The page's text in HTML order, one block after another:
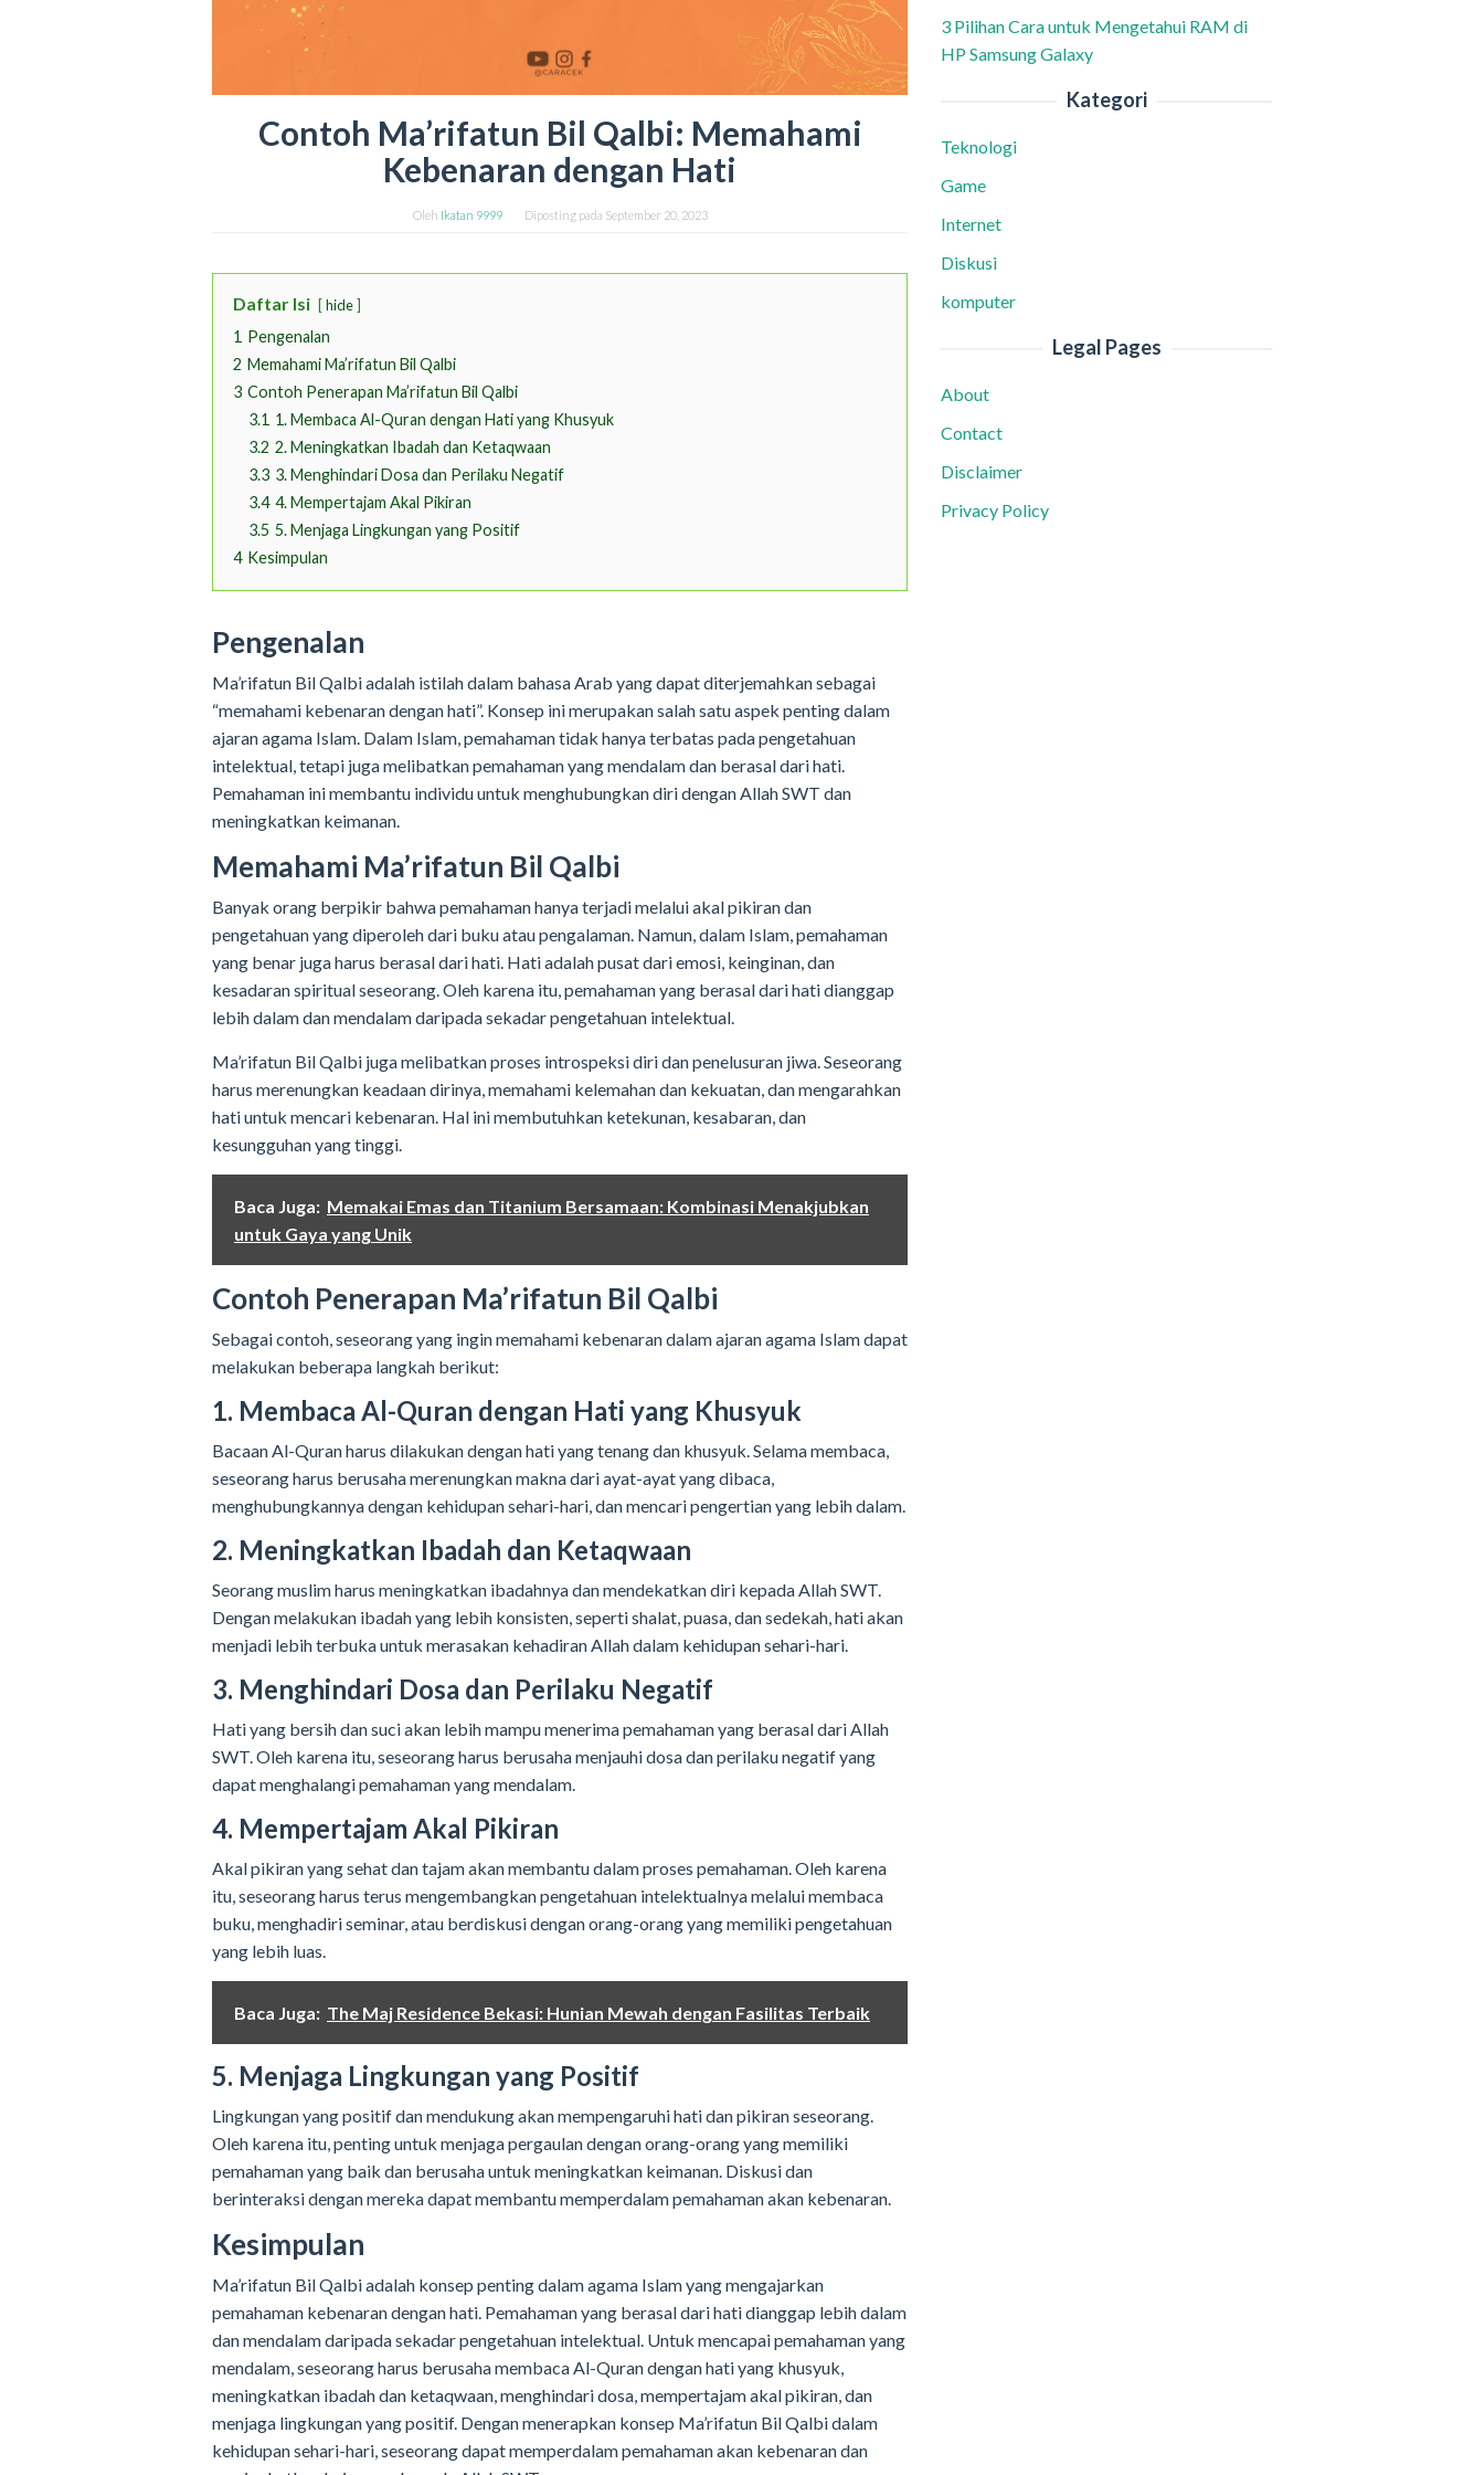
Contoh Ma’rifatun Bil Qalbi: Memahami
Kebenaran dengan Hati
Oleh Ikatan 9999 Diposting pada September 20, 2023
Daftar Isi hide
1 Pengenalan
2 Memahami Ma’rifatun Bil Qalbi
3 Contoh Penerapan Ma’rifatun Bil Qalbi
3.1 1. Membaca Al-Quran dengan Hati yang Khusyuk
3.2 2. Meningkatkan Ibadah dan Ketaqwaan
3.3 3. Menghindari Dosa dan Perilaku Negatif
3.4 4. Mempertajam Akal Pikiran
3.5 5. Menjaga Lingkungan yang Positif
4 Kesimpulan
Pengenalan
Ma’rifatun Bil Qalbi adalah istilah dalam bahasa Arab yang dapat diterjemahkan sebagai
“memahami kebenaran dengan hati”. Konsep ini merupakan salah satu aspek penting dalam
ajaran agama Islam. Dalam Islam, pemahaman tidak hanya terbatas pada pengetahuan
intelektual, tetapi juga melibatkan pemahaman yang mendalam dan berasal dari hati.
Pemahaman ini membantu individu untuk menghubungkan diri dengan Allah SWT dan
meningkatkan keimanan.
Memahami Ma’rifatun Bil Qalbi
Banyak orang berpikir bahwa pemahaman hanya terjadi melalui akal pikiran dan
pengetahuan yang diperoleh dari buku atau pengalaman. Namun, dalam Islam, pemahaman
yang benar juga harus berasal dari hati. Hati adalah pusat dari emosi, keinginan, dan
kesadaran spiritual seseorang. Oleh karena itu, pemahaman yang berasal dari hati dianggap
lebih dalam dan mendalam daripada sekadar pengetahuan intelektual.
Ma’rifatun Bil Qalbi juga melibatkan proses introspeksi diri dan penelusuran jiwa. Seseorang
harus merenungkan keadaan dirinya, memahami kelemahan dan kekuatan, dan mengarahkan
hati untuk mencari kebenaran. Hal ini membutuhkan ketekunan, kesabaran, dan
kesungguhan yang tinggi.
Baca Juga: Memakai Emas dan Titanium Bersamaan: Kombinasi Menakjubkan
untuk Gaya yang Unik
Contoh Penerapan Ma’rifatun Bil Qalbi
Sebagai contoh, seseorang yang ingin memahami kebenaran dalam ajaran agama Islam dapat
melakukan beberapa langkah berikut:
1. Membaca Al-Quran dengan Hati yang Khusyuk
Bacaan Al-Quran harus dilakukan dengan hati yang tenang dan khusyuk. Selama membaca,
seseorang harus berusaha merenungkan makna dari ayat-ayat yang dibaca,
menghubungkannya dengan kehidupan sehari-hari, dan mencari pengertian yang lebih dalam.
2. Meningkatkan Ibadah dan Ketaqwaan
Seorang muslim harus meningkatkan ibadahnya dan mendekatkan diri kepada Allah SWT.
Dengan melakukan ibadah yang lebih konsisten, seperti shalat, puasa, dan sedekah, hati akan
menjadi lebih terbuka untuk merasakan kehadiran Allah dalam kehidupan sehari-hari.
3. Menghindari Dosa dan Perilaku Negatif
Hati yang bersih dan suci akan lebih mampu menerima pemahaman yang berasal dari Allah
SWT. Oleh karena itu, seseorang harus berusaha menjauhi dosa dan perilaku negatif yang
dapat menghalangi pemahaman yang mendalam.
4. Mempertajam Akal Pikiran
Akal pikiran yang sehat dan tajam akan membantu dalam proses pemahaman. Oleh karena
itu, seseorang harus terus mengembangkan pengetahuan intelektualnya melalui membaca
buku, menghadiri seminar, atau berdiskusi dengan orang-orang yang memiliki pengetahuan
yang lebih luas.
Baca Juga: The Maj Residence Bekasi: Hunian Mewah dengan Fasilitas Terbaik
5. Menjaga Lingkungan yang Positif
Lingkungan yang positif dan mendukung akan mempengaruhi hati dan pikiran seseorang.
Oleh karena itu, penting untuk menjaga pergaulan dengan orang-orang yang memiliki
pemahaman yang baik dan berusaha untuk meningkatkan keimanan. Diskusi dan
berinteraksi dengan mereka dapat membantu memperdalam pemahaman akan kebenaran.
Kesimpulan
Ma’rifatun Bil Qalbi adalah konsep penting dalam agama Islam yang mengajarkan
pemahaman kebenaran dengan hati. Pemahaman yang berasal dari hati dianggap lebih dalam
dan mendalam daripada sekadar pengetahuan intelektual. Untuk mencapai pemahaman yang
mendalam, seseorang harus berusaha membaca Al-Quran dengan hati yang khusyuk,
meningkatkan ibadah dan ketaqwaan, menghindari dosa, mempertajam akal pikiran, dan
menjaga lingkungan yang positif. Dengan menerapkan konsep Ma’rifatun Bil Qalbi dalam
kehidupan sehari-hari, seseorang dapat memperdalam pemahaman akan kebenaran dan
3 Pilihan Cara untuk Mengetahui RAM di
HP Samsung Galaxy
Kategori
Teknologi
Game
Internet
Diskusi
komputer
Legal Pages
About
Contact
Disclaimer
Privacy Policy